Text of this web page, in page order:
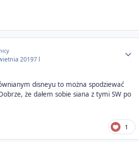
20197 l
disneyu to można spodziewać
że dałem sobie siana z tymi SW po
1